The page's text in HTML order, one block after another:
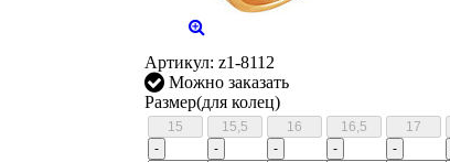
Артикул: z1-8112
Можно заказать
Размер(для колец)
- - - - -